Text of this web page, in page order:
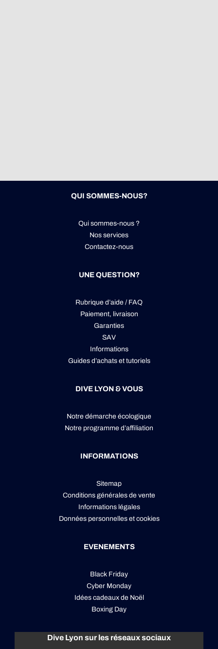
QUI SOMMES-NOUS?
Qui sommes-nous ?
Nos services
Contactez-nous
UNE QUESTION?
Rubrique d’aide / FAQ
Paiement, livraison
Garanties
SAV
Informations
Guides d’achats et tutoriels
DIVE LYON & VOUS
Notre démarche écologique
Notre programme d’affiliation
INFORMATIONS
Sitemap
Conditions générales de vente
Informations légales
Données personnelleset cookies
EVENEMENTS
Black Friday
Cyber Monday
Idées cadeaux de Noël
Boxing Day
Dive Lyon sur les réseaux sociaux